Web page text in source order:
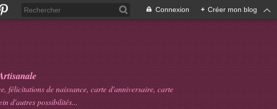
Connexion + Créer mon blog
félicitations de naissance, carte d'anniversaire, carte
d'autres possibilités...